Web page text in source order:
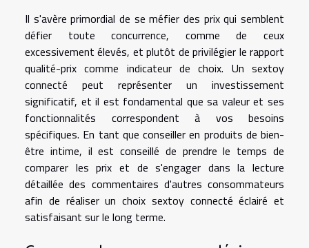
Il s'avère primordial de se méfier des prix qui semblent
défier toute concurrence, comme de ceux
excessivement élevés, et plutôt de privilégier le rapport
qualité-prix comme indicateur de choix. Un sextoy
connecté peut représenter un investissement
significatif, et il est fondamental que sa valeur et ses
fonctionnalités correspondent à vos besoins
spécifiques. En tant que conseiller en produits de bien-
être intime, il est conseillé de prendre le temps de
comparer les prix et de s'engager dans la lecture
détaillée des commentaires d'autres consommateurs
afin de réaliser un choix sextoy connecté éclairé et
satisfaisant sur le long terme.